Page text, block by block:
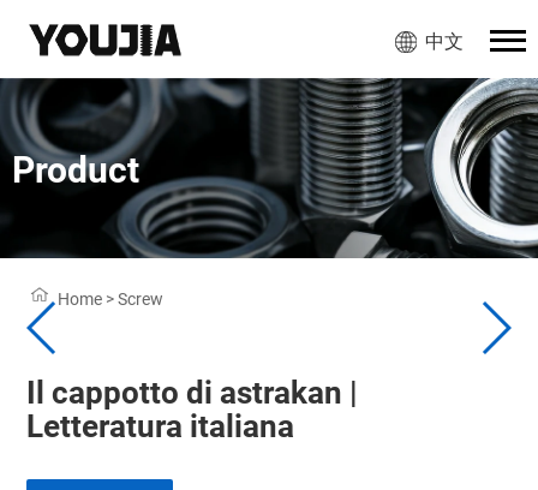
中文
Product
Home >Screw
Il cappotto di astrakan |
Letteratura italiana